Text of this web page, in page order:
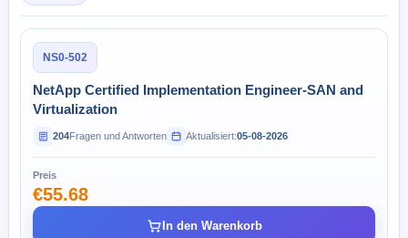
NS0-502
NetApp Certified Implementation Engineer-SAN and
Virtualization
204Fragen und Antworten Aktualisiert:05-08-2026
Preis
€55.68
In den Warenkorb